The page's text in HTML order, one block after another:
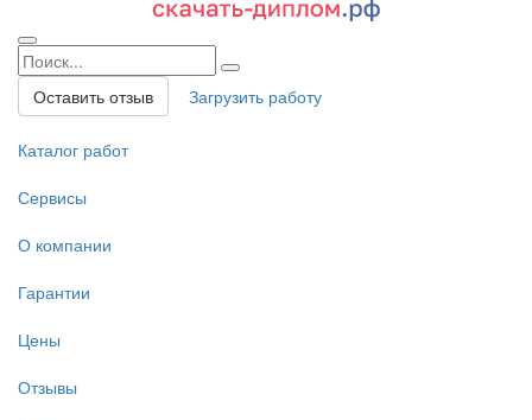
Оставить отзыв Загрузить работу
Каталог работ
Сервисы
О компании
Гарантии
Цены
Отзывы